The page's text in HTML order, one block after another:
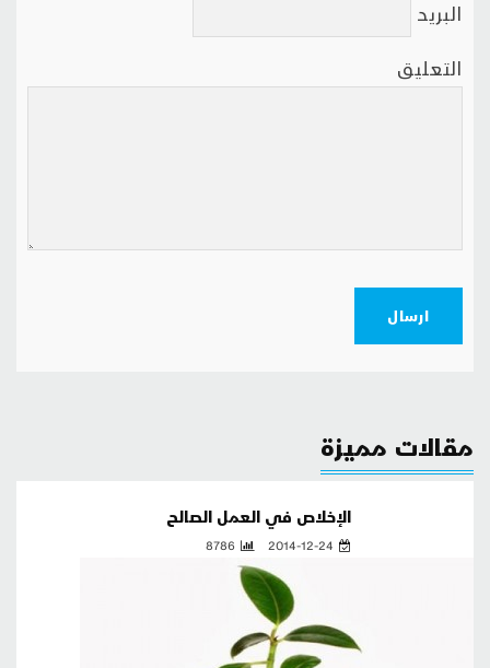
البريد
التعليق
ارسال
مقالات مميزة
الإخلاص في العمل الصالح
2014-12-24
8786